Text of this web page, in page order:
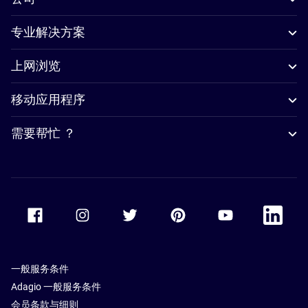
专业解决方案
上网浏览
移动应用程序
需要帮忙 ？
Accor Facebook Accor TwitterAccor PinterestAccor Youtube
Accor
一般服务条件
Adagio 一般服务条件
会员条款与细则